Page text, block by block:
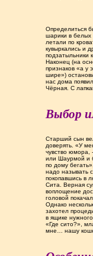
Определиться
шарики в белых
летали по
кувыркались и
подзатыльники
Наконец (на
признаков «а у
шире»)
нас дома
Чёрная. С
Выбор
Старший сын
доверять. «У
чувство юмора,
или Шаурмой и
по дому
надо называть
покопавшись в
Сита. Верная
воплощение
головой
Однако
захотел
в ящике
«Где сито?»,
мне… нашу